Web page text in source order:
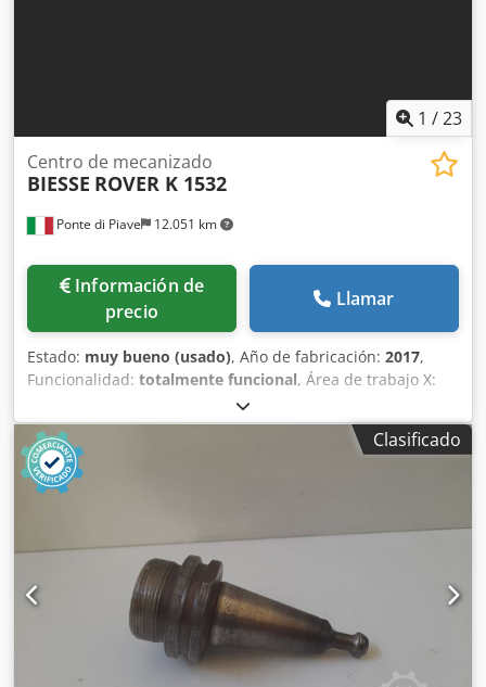
1 /23
Ponte di Piave 12.051 km
Centro de mecanizado
BIESSE ROVER K 1532
Información de
precio
Llamar
Estado: muy bueno (usado), Año de fabricación: 2017,
Funcionalidad: totalmente funcional, Área de trabajo X:
3200 mm Área de trabajo Y: 1560 mm Recorrido de la pieza
en Z: 165 mm Husillo electroportátil de 13,2 kW, con
conexión ISO 30 Taladros para perforaciones verticales: 10
Taladros para perforaciones horizontales X: 4 Taladros
para perforaciones horizontales Y: 2 Dcsdpfx Abozguiwe
cambio de herramientas tipo revólver con 16 posiciones
Mesa de trabajo con 6 mordazas 1 Bomba de vacío de 90
m³/h Software: bSolid - bSuite3 Panel de control Alfombras
de seguridad Redes de protección Peso aproximado: 2400
kg. Instalada en 2018 Solo 171 horas de programa
ejecutado, 108 horas de funcionamiento del husillo
electroportátil de 4 ejes, 26 horas de funcionamiento de la
Clasificado